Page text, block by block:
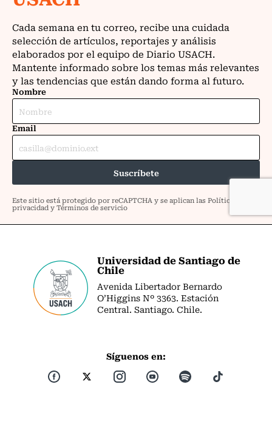
Universidad de Santiago de
Chile
Avenida Libertador Bernardo
O’Higgins Nº 3363. Estación
Central. Santiago. Chile.
Síguenos en: